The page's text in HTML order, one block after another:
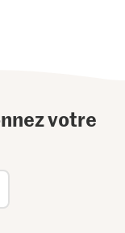
votre